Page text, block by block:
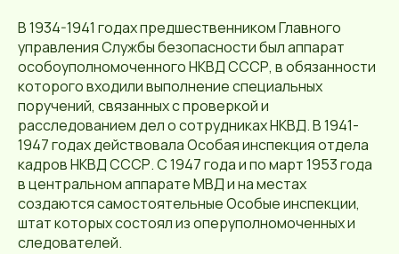
В 1934-1941 годах предшественником Главного
управления Службы безопасности был аппарат
особоуполномоченного НКВД СССР, в обязанности
которого входили выполнение специальных
поручений, связанных с проверкой и
расследованием дел о сотрудниках НКВД. В 1941-
1947 годах действовала Особая инспекция отдела
кадров НКВД СССР. С 1947 года и по март 1953 года
в центральном аппарате МВД и на местах
создаются самостоятельные Особые инспекции,
штат которых состоял из оперуполномоченных и
следователей.